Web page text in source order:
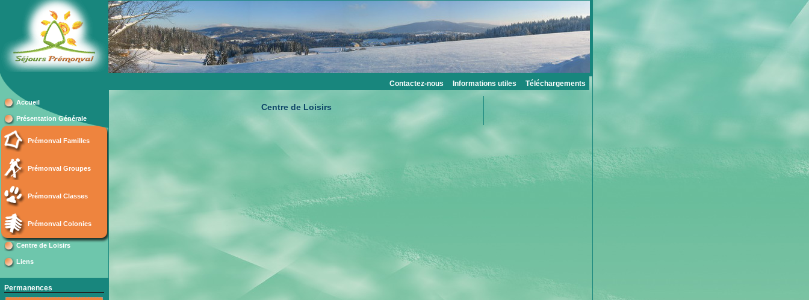
Accueil
Présentation Générale
Prémonval Familles
Prémonval Groupes
Prémonval Classes
Prémonval Colonies
Centre de Loisirs
Liens
Permanences
Contactez-nous Informations utiles Téléchargements
Centre de Loisirs